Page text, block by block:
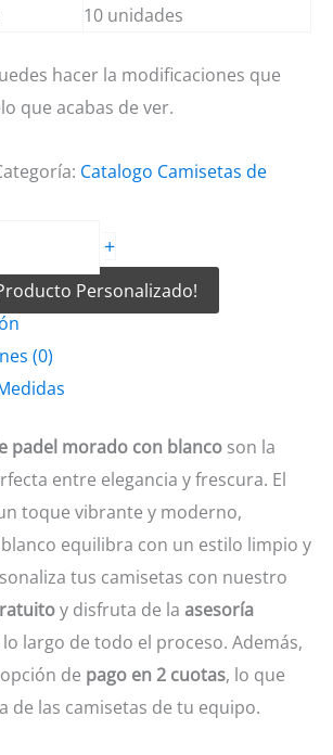
10 unidades
hacer la modificaciones que
que acabas de ver.
Catalogo Camisetas de
+
Personalizado!
(0)
padel morado con blanco son la
entre elegancia y frescura. El
toque vibrante y moderno,
equilibra con un estilo limpio y
tus camisetas con nuestro
y disfruta de la asesoría
lo largo de todo el proceso. Además,
de pago en 2 cuotas, lo que
de las camisetas de tu equipo.